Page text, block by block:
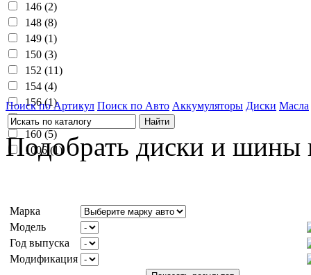
146 (2)
148 (8)
149 (1)
150 (3)
152 (11)
154 (4)
156 (1)
158 (1)
160 (5)
1006 (1)
Поиск по Артикул Поиск по Авто Аккумуляторы Диски Масла
Подобрать диски и шины
Марка
Модель
Год выпуска
Модификация